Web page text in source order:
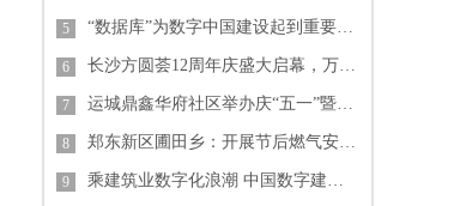
5 “数据库”为数字中国建设起到重要支撑作用
6 长沙方圆荟12周年庆盛大启幕，万人齐聚掀起城市热潮
7 运城鼎鑫华府社区举办庆“五一”暨“锦绣中华文化园”开园活动
8 郑东新区圃田乡：开展节后燃气安全排查行动
9 乘建筑业数字化浪潮 中国数字建筑峰会2023即将开幕